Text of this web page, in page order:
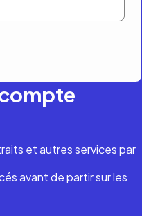
et autres services par
avant de partir sur les